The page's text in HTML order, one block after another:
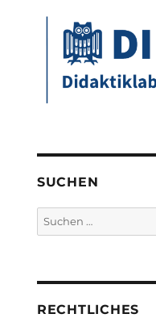
SUCHEN
Suchen
nach:
RECHTLICHES